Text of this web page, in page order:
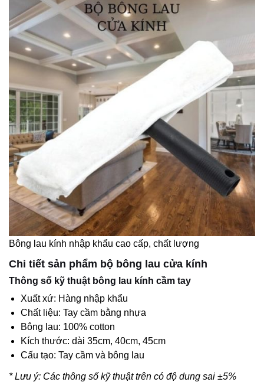
Bông lau kính nhập khẩu cao cấp, chất lượng
Chi tiết sản phẩm bộ bông lau cửa kính
Thông số kỹ thuật bông lau kính cầm tay
Xuất xứ: Hàng nhập khẩu
Chất liệu: Tay cầm bằng nhựa
Bông lau: 100% cotton
Kích thước: dài 35cm, 40cm, 45cm
Cấu tạo: Tay cầm và bông lau
* Lưu ý: Các thông số kỹ thuật trên có độ dung sai ±5%